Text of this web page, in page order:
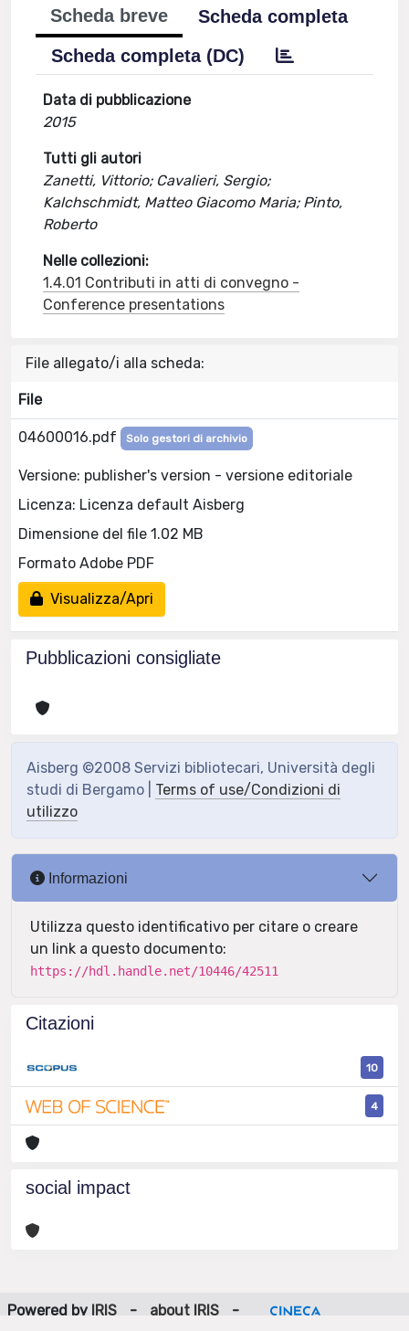
Scheda breve
Scheda completa
Scheda completa (DC)
Data di pubblicazione
2015
Tutti gli autori
Zanetti, Vittorio; Cavalieri, Sergio;
Kalchschmidt, Matteo Giacomo Maria; Pinto,
Roberto
Nelle collezioni:
1.4.01 Contributi in atti di convegno -
Conference presentations
File allegato/i alla scheda:
File
04600016.pdf Solo gestori di archivio
Versione: publisher's version - versione editoriale
Licenza: Licenza default Aisberg
Dimensione del file 1.02 MB
Formato Adobe PDF
Visualizza/Apri
Pubblicazioni consigliate
Aisberg ©2008 Servizi bibliotecari, Università degli
studi di Bergamo | Terms of use/Condizioni di
utilizzo
Informazioni
Utilizza questo identificativo per citare o creare
un link a questo documento:
https://hdl.handle.net/10446/42511
Citazioni
10
4
social impact
Powered by IRIS - about IRIS
-